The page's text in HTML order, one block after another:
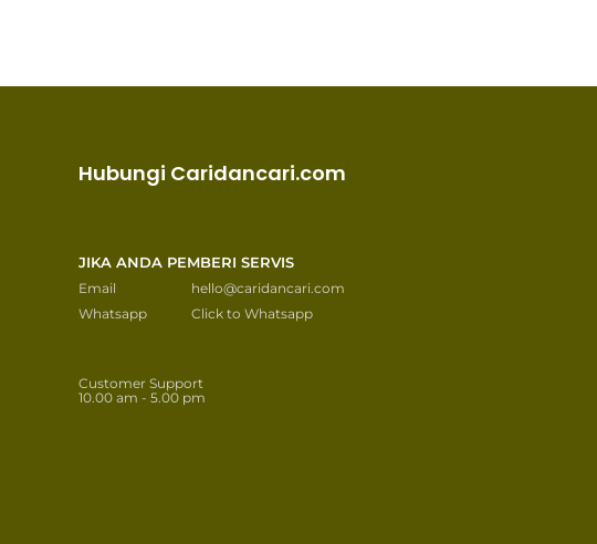
Hubungi Caridancari.com
JIKA ANDA PEMBERI SERVIS
Email
hello@caridancari.com
Whatsapp
Click to Whatsapp
Customer Support
10.00 am - 5.00 pm